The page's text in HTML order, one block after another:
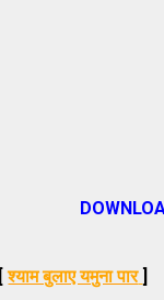
DOWNLOAD LYRICS
[श्याम बुलाए यमुना पार ]